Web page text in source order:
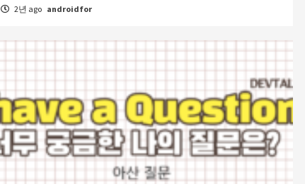
2년 ago androidfor